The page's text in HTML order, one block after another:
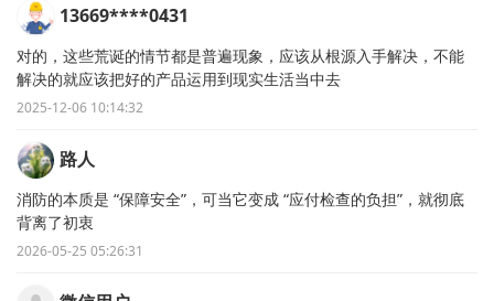
13669****0431
对的，这些荒诞的情节都是普遍现象，应该从根源入手解决，不能
解决的就应该把好的产品运用到现实生活当中去
2025-12-06 10:14:32
路人
消防的本质是 “保障安全”，可当它变成 “应付检查的负担”，就彻底
背离了初衷
2026-05-25 05:26:31